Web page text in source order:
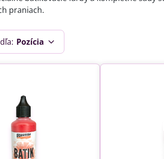
praniach.
Pozícia